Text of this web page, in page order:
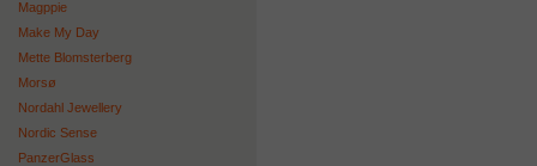
Magppie
Make My Day
Mette Blomsterberg
Morsø
Nordahl Jewellery
Nordic Sense
PanzerGlass